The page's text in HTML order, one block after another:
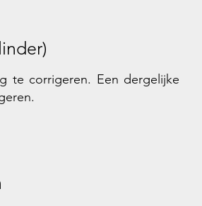
te corrigeren. Een dergelijke